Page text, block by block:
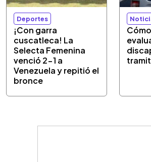
Deportes
¡Con garra
cuscatleca! La
Selecta Femenina
venció 2-1 a
Venezuela y repitió el
bronce